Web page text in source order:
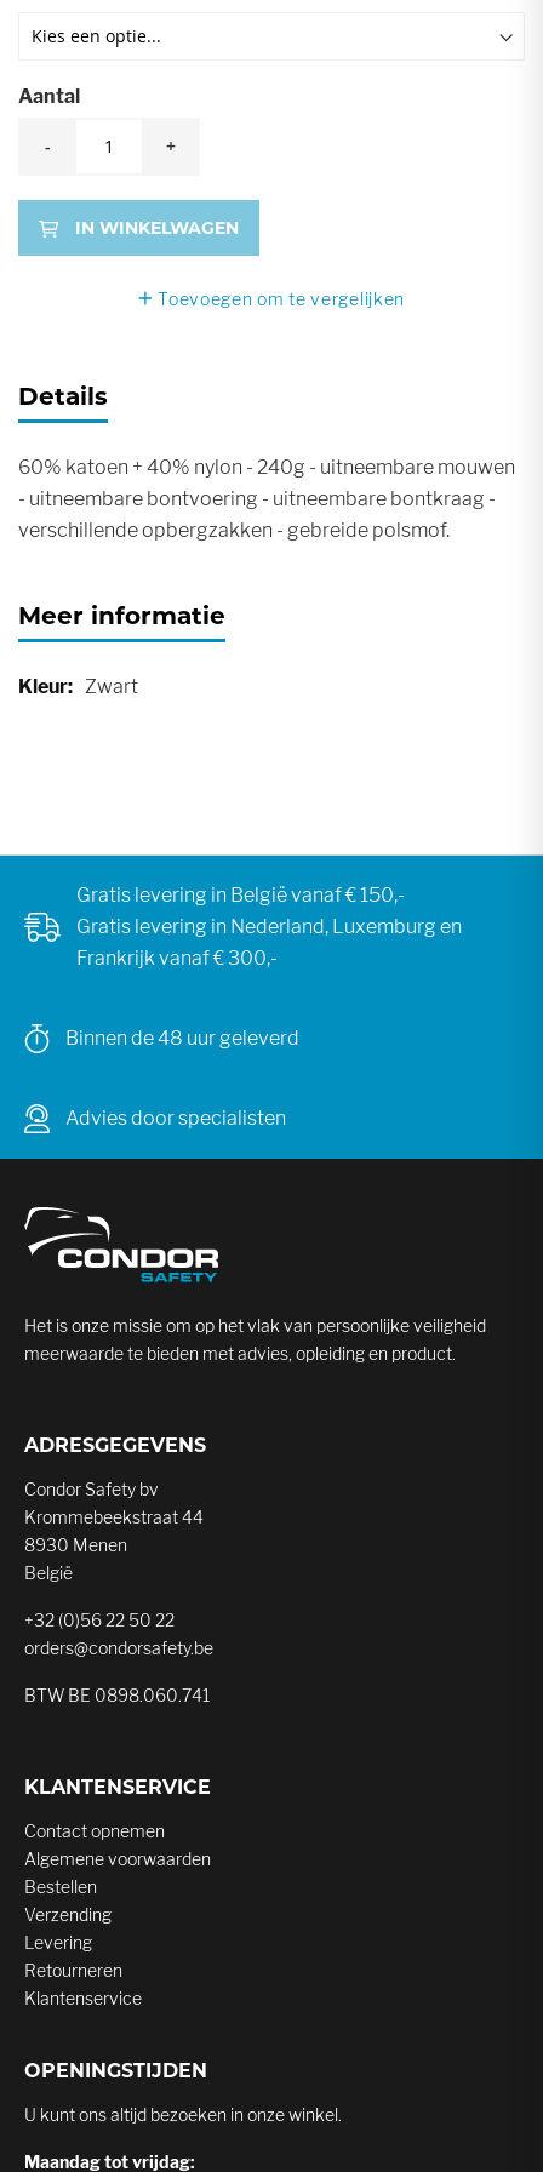
Aantal
- +
IN WINKELWAGEN
Toevoegen om te vergelijken
Details
60% katoen + 40% nylon - 240g - uitneembare mouwen
- uitneembare bontvoering - uitneembare bontkraag -
verschillende opbergzakken - gebreide polsmof.
Meer informatie
Meer
Zwart
Gratis levering in België vanaf € 150,-
Gratis levering in Nederland, Luxemburg en
Frankrijk vanaf € 300,-
Binnen de 48 uur geleverd
Advies door specialisten
Het is onze missie om op het vlak van persoonlijke veiligheid
meerwaarde te bieden met advies, opleiding en product.
ADRESGEGEVENS
Condor Safety bv
Krommebeekstraat 44
8930 Menen
België
+32 (0)56 22 50 22
orders@condorsafety.be
BTW BE 0898.060.741
KLANTENSERVICE
Contact opnemen
Algemene voorwaarden
Bestellen
Verzending
Levering
Retourneren
Klantenservice
OPENINGSTIJDEN
U kunt ons altijd bezoeken in onze winkel.
Maandag tot vrijdag: